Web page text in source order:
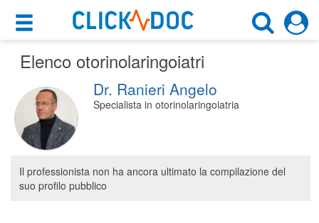
×
Motore di ricerca
×
Cerca uno specialista
Otorinolaringoiatra
Cosa possiamo offrirti
Per i pazienti
Prenota una visita
Ricerca specialisti
Consulti online
Elenco otorinolaringoiatri
Dr. Ranieri Angelo
Specialista in otorinolaringoiatria
Il professionista non ha ancora ultimato la compilazione del
suo profilo pubblico